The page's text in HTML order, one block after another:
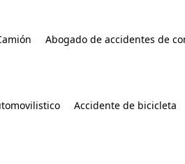
Abogado de accidentes de
Accidente de bicicleta